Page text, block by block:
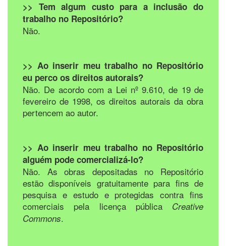
>> Tem algum custo para a inclusão do
trabalho no Repositório?
Não.
>> Ao inserir meu trabalho no Repositório
eu perco os direitos autorais?
Não. De acordo com a Lei nº 9.610, de 19 de
fevereiro de 1998, os direitos autorais da obra
pertencem ao autor.
>> Ao inserir meu trabalho no Repositório
alguém pode comercializá-lo?
Não. As obras depositadas no Repositório
estão disponíveis gratuitamente para fins de
pesquisa e estudo e protegidas contra fins
comerciais pela licença pública Creative
Commons.